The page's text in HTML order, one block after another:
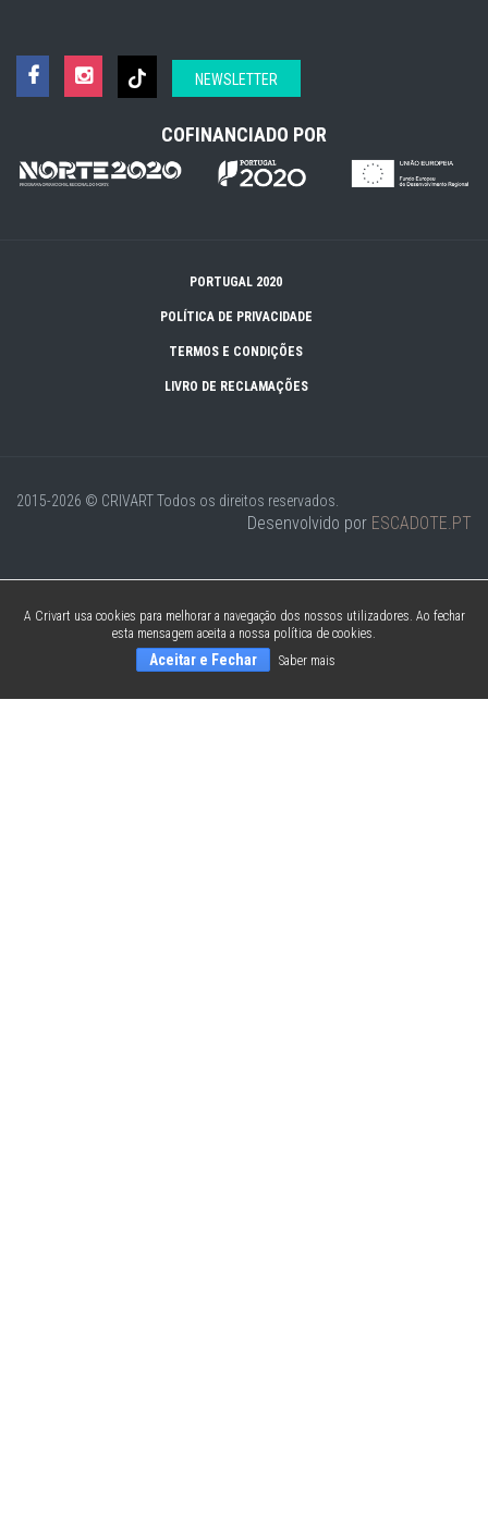
NEWSLETTER
COFINANCIADO POR
PORTUGAL 2020
POLÍTICA DE PRIVACIDADE
TERMOS E CONDIÇÕES
LIVRO DE RECLAMAÇÕES
2015-2026 © CRIVARTTodos os direitos reservados.
Desenvolvido por ESCADOTE.PT
A Crivart usa cookies para melhorar a navegação dos nossos utilizadores. Ao fechar
esta mensagem aceita a nossa política de cookies.
Aceitar e Fechar Saber mais